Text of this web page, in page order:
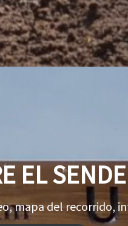
EL
mapa del recorrido,